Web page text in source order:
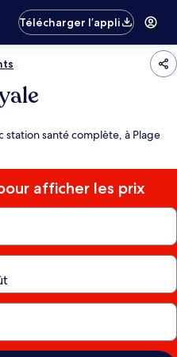
Télécharger l’appli
station santé complète, à Plage
afficher les prix